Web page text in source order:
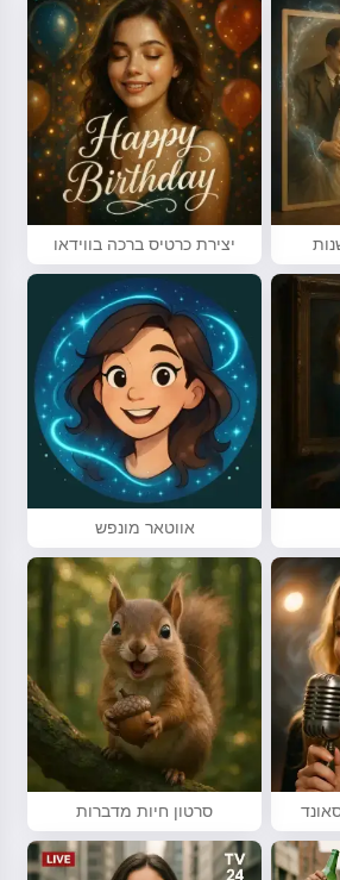
יצירת כרטיס ברכה בווידאו
אווטאר מונפש
סרטון חיות מדברות